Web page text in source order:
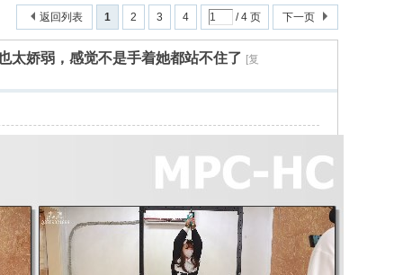
1 2 3 4 / 4 页 下一页
返回列表
太娇弱，感觉不是手着她都站不住了 [复